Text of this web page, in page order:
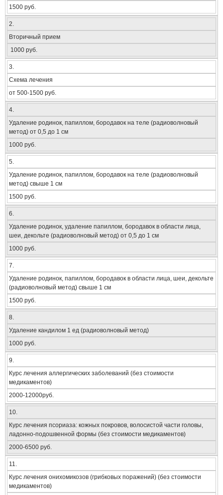
1500 руб.
2.
Вторичный прием
1000 руб.
3.
Схема лечения
от 500-1500 руб.
4.
Удаление родинок, папиллом, бородавок на теле (радиоволновый
метод) от 0,5 до 1 см
1000 руб.
5.
Удаление родинок, папиллом, бородавок на теле (радиоволновый
метод) свыше 1 см
1500 руб.
6.
Удаление родинок, удаление папиллом, бородавок в области лица,
шеи, декольте (радиоволновый метод) от 0,5 до 1 см
1000 руб.
7.
Удаление родинок, папиллом, бородавок в области лица, шеи, декольте
(радиоволновый метод) свыше 1 см
1500 руб.
8.
Удаление кандилом 1 ед (радиоволновый метод)
1000 руб.
9.
Курс лечения аллергических заболеваний (без стоимости
медикаментов)
2000-12000руб.
10.
Курс лечения псориаза: кожных покровов, волосистой части головы,
ладонно-подошвенной формы (без стоимости медикаментов)
2000-6500 руб.
11.
Курс лечения онихомикозов (грибковых поражений) (без стоимости
медикаментов)